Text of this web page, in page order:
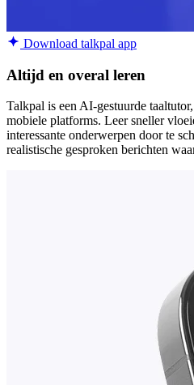
Download talkpal app
Altijd en overal leren
Talkpal is een AI-gestuurde
mobiele platforms. Leer sneller
interessante onderwerpen door te
realistische gesproken berichten